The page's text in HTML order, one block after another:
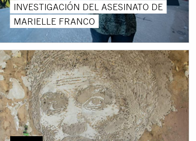
INVESTIGACIÓN DEL ASESINATO DE
MARIELLE FRANCO